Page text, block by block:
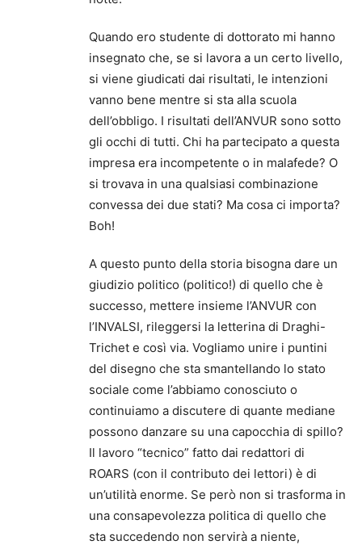
Quando ero studente di dottorato mi hanno
insegnato che, se si lavora a un certo livello,
si viene giudicati dai risultati, le intenzioni
vanno bene mentre si sta alla scuola
dell’obbligo. I risultati dell’ANVUR sono sotto
gli occhi di tutti. Chi ha partecipato a questa
impresa era incompetente o in malafede? O
si trovava in una qualsiasi combinazione
convessa dei due stati? Ma cosa ci importa?
Boh!
A questo punto della storia bisogna dare un
giudizio politico (politico!) di quello che è
successo, mettere insieme l’ANVUR con
l’INVALSI, rileggersi la letterina di Draghi-
Trichet e così via. Vogliamo unire i puntini
del disegno che sta smantellando lo stato
sociale come l’abbiamo conosciuto o
continuiamo a discutere di quante mediane
possono danzare su una capocchia di spillo?
Il lavoro “tecnico” fatto dai redattori di
ROARS (con il contributo dei lettori) è di
un’utilità enorme. Se però non si trasforma in
una consapevolezza politica di quello che
sta succedendo non servirà a niente,